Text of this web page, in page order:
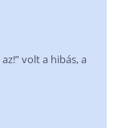
volt a hibás, a